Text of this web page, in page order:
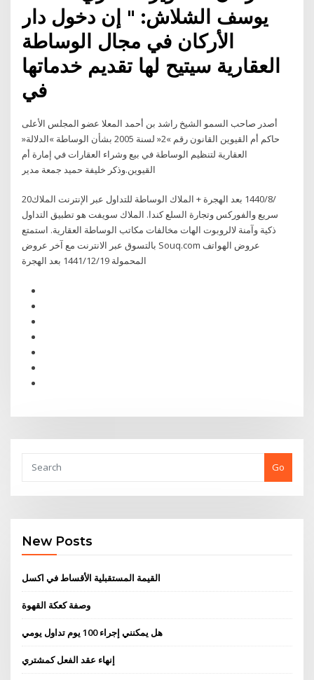
يوسف الشلاش: " إن دخول دار
الأركان في مجال الوساطة
العقارية سيتيح لها تقديم خدماتها
أصدر صاحب السمو الشيخ راشد بن أحمد المعلا عضو المجلس الأعلى
حاكم أم القيوين القانون رقم »2« لسنة 2005 بشأن الوساطة »الدلالة«
العقارية لتنظيم الوساطة في بيع وشراء العقارات في إمارة أم
القيوين.وذكر خليفة حميد جمعة مدير
20‏‏/8‏‏/1440 بعد الهجرة + الملاك الوساطة للتداول عبر الإنترنت الملاك
سريع والفوركس وتجارة السلع كندا. الملاك سويفت هو تطبيق التداول
ذكية وآمنة لالروبوت الهات مخالفات مكاتب الوساطة العقارية. استمتع
بالتسوق عبر الانترنت مع آخر عروض Souq.com عروض الهواتف
المحمولة 19‏‏/12‏‏/1441 بعد الهجرة
Go
New Posts
القيمة المستقبلية الأقساط في اكسل
وصفة كعكة القهوة
هل يمكنني إجراء 100 يوم تداول يومي
إنهاء عقد الفعل كمشتري